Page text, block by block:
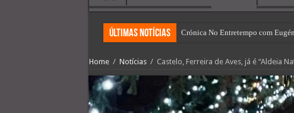
últimas Notícias Crónica No Entretempo com
Câmara de Viseu assegura
Home / Notícias / Castelo, Ferreira de Aves, já é “Aldeia